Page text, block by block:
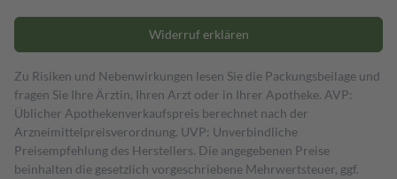
Widerruf erklären
Zu Risiken und Nebenwirkungen lesen Sie die Packungsbeilage und
fragen Sie Ihre Ärztin, Ihren Arzt oder in Ihrer Apotheke. AVP:
Üblicher Apothekenverkaufspreis berechnet nach der
Arzneimittelpreisverordnung. UVP: Unverbindliche
Preisempfehlung des Herstellers. Die angegebenen Preise
beinhalten die gesetzlich vorgeschriebene Mehrwertsteuer, ggf.